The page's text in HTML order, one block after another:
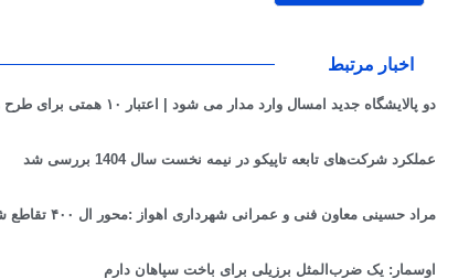
اخبار مرتبط
دو پالایشگاه جدید امسال وارد مدار می شود | اعتبار ۱۰ همتی برای طرح های بهینه سازی
عملکرد شرکت‌های تابعه تاپیکو در نیمه نخست سال 1404 بررسی شد
مراد حسینی معاون فنی و عمرانی شهرداری اهواز :محور ‌ال‌ ۴۰۰ تقاطع شهید کجباف اهواز آماده بهره‌برداری است
اوسمار: یک ضرب‌المثل برزیلی برای باخت سپاهان دارم